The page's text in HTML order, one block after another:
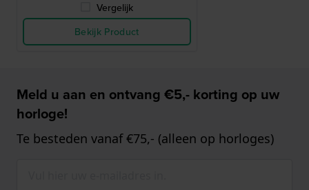
Vergelijk
Bekijk Product
Meld u aan en ontvang €5,- korting op uw
horloge!
Te besteden vanaf €75,- (alleen op horloges)